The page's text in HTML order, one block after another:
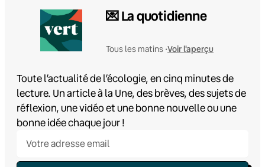
💌 La quotidienne
Tous les matins •Voir l'aperçu
Toute l’actualité de l’écologie, en cinq minutes de
lecture. Un article à la Une, des brèves, des sujets de
réflexion, une vidéo et une bonne nouvelle ou une
bonne idée chaque jour !